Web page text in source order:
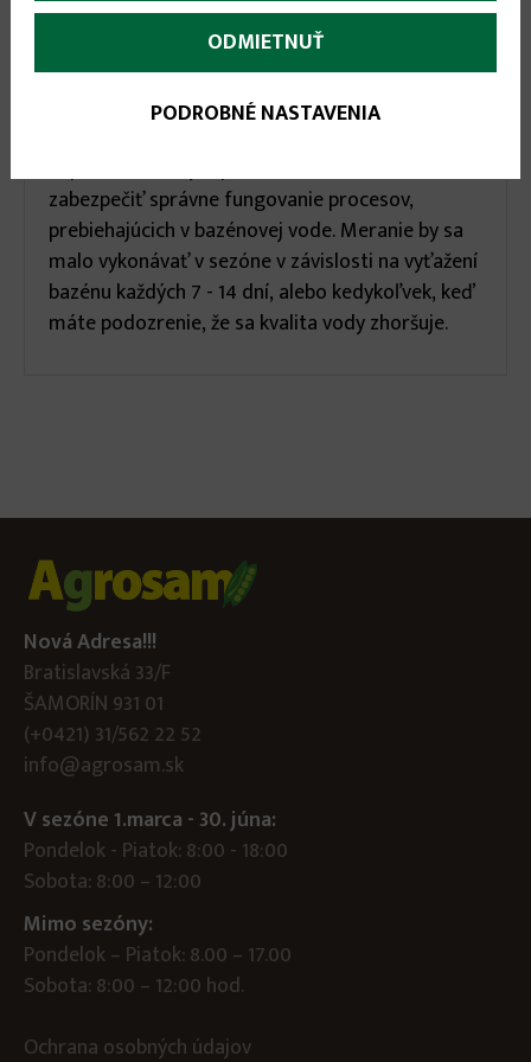
infoskarta)
Základný tester na meranie hodnôt pH / CL v
bazénovej vode. Kvapkový tester obsahuje sadu
pre meranie pH a sadu pre meranie hodnoty
zabezpečiť správne fungovanie procesov,
prebiehajúcich v bazénovej vode. Meranie by sa
malo vykonávať v sezóne v závislosti na vyťažení
bazénu každých 7 - 14 dní, alebo kedykoľvek, keď
máte podozrenie, že sa kvalita vody zhoršuje.
Nová Adresa!!!
Bratislavská 33/F
ŠAMORÍN 931 01
(+0421) 31/562 22 52
info@agrosam.sk
V sezóne 1.marca - 30. júna:
Pondelok - Piatok: 8:00 - 18:00
Sobota: 8:00 – 12:00
Mimo sezóny:
Pondelok – Piatok: 8.00 – 17.00
Sobota: 8:00 – 12:00 hod.
Ochrana osobných údajov
ODMIETNUŤ
PODROBNÉ NASTAVENIA